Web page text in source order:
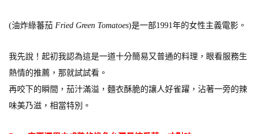
(油炸綠蕃茄 Fried Green Tomatoes)是一部1991年的女性主義電影。
我先說！起初我認為這是一道十分簡易又普通的料理，眼看服務生
熱情的推薦，那就試試看。
再咬下的瞬間，茄汁滿溢，麵衣酥脆的讓人好雀躍，沾著一旁的辣
味美乃滋，相當特別。